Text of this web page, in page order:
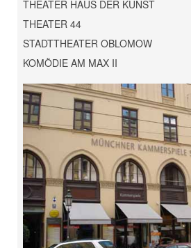
THEATER HAUS DER KUNST
THEATER 44
STADTTHEATER OBLOMOW
KOMÖDIE AM MAX II